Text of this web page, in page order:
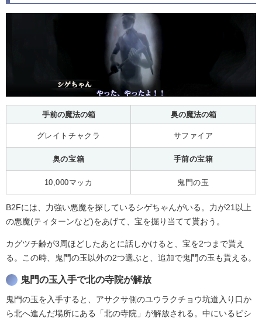
手前の魔法の箱 奥の魔法の箱
グレイトチャクラ サファイア
奥の宝箱 手前の宝箱
10,000マッカ 鬼門の玉
B2Fには、力強い悪魔を探しているシゲちゃんがいる。力が21以上
の悪魔(ティターンなど)をあげて、宝を掘り当てて貰おう。
カグツチ齢が3周ほどしたあとに話しかけると、宝を2つまで貰え
る。この時、鬼門の玉以外の2つ選ぶと、追加で鬼門の玉も貰える。
鬼門の玉入手で北の寺院が解放
鬼門の玉を入手すると、アサクサ側のユウラクチョウ坑道入り口か
ら北へ進んだ場所にある「北の寺院」が解放される。中にいるビシ